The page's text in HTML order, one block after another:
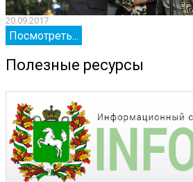
20.09.2017
Посмотреть...
Полезные ресурсы